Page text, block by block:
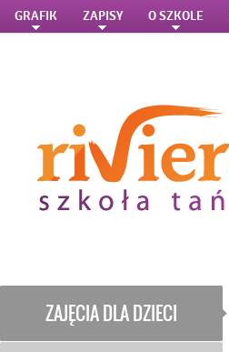
GRAFIK ZAPISY O SZKOLE
ZAJĘCIA DLA DZIECI